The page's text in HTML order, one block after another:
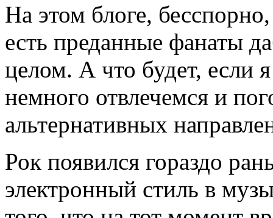
На этом блоге,
есть преданные фанаты
целом. А что будет, если
немного отвлечемся и
альтернативных
Рок появился гораздо
электронный стиль в